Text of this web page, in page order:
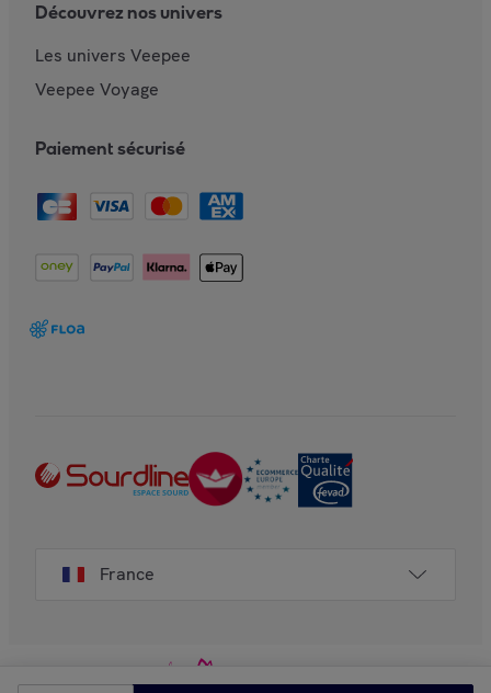
Découvrez nos univers
Les univers Veepee
Veepee Voyage
Paiement sécurisé
France